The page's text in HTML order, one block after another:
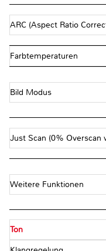
ARC (Aspect Ratio
Farbtemperaturen
Bild Modus
Just Scan (0% Overscan
Weitere Funktionen
Ton